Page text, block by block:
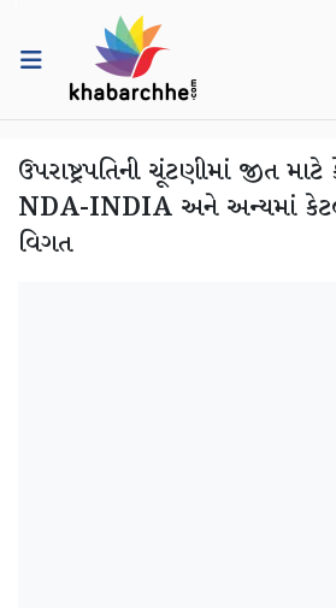
ઉપરાષ્ટ્રપતિની ચૂંટણીમાં જીત
NDA-INDIA અને અન્યમાં
વિગત